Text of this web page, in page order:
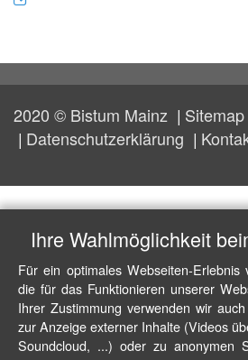
2020 © Bistum Mainz Sitemap
Datenschutzerklärung
Ihre Wahlmöglichkeit
Für ein optimales Webseiten-Erlebnis
die für das Funktionieren unserer
Ihrer Zustimmung verwenden wir
zur Anzeige externer Inhalte (Videos
Soundcloud, ...) oder zu anonymen